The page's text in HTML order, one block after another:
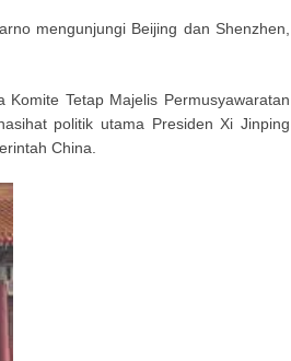
mengunjungi Beijing dan Shenzhen,
Tetap Majelis Permusyawaratan
politik utama Presiden Xi Jinping
China.